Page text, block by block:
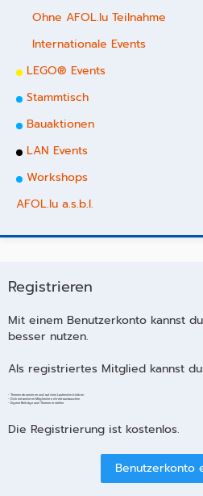
Ohne AFOL.lu Teilnahme
Internationale Events
LEGO® Events
Stammtisch
Bauaktionen
LAN Events
Workshops
AFOL.lu a.s.b.l.
Registrieren
Mit einem Benutzerkonto kannst
besser nutzen.
Als registriertes Mitglied kannst du:
- Themen abonnieren und auf dem Laufenden bleiben
- Dich mit anderen Mitgliedern direkt austauschen
- Eigene Beiträge und Themen erstellen
Die Registrierung ist kostenlos.
Benutzerkonto